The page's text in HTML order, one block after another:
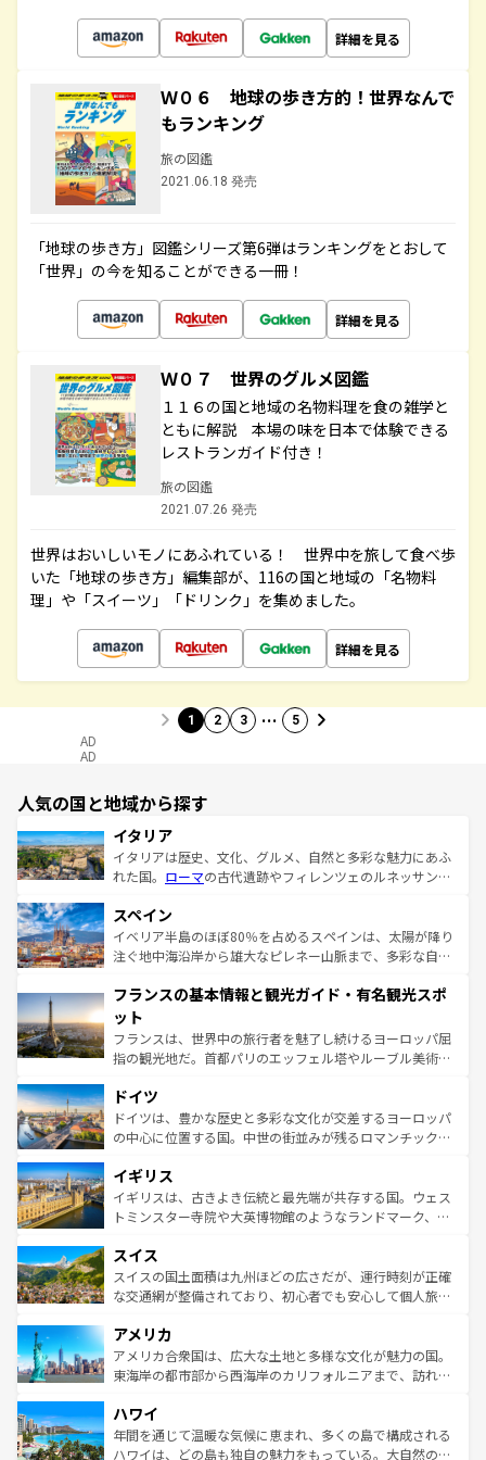
詳細を見る
Ｗ０６ 地球の歩き方的！世界なんで
もランキング
旅の図鑑
2021.06.18 発売
「地球の歩き方」図鑑シリーズ第6弾はランキングをとおして
「世界」の今を知ることができる一冊！
詳細を見る
Ｗ０７ 世界のグルメ図鑑
１１６の国と地域の名物料理を食の雑学と
ともに解説 本場の味を日本で体験できる
レストランガイド付き！
旅の図鑑
2021.07.26 発売
世界はおいしいモノにあふれている！ 世界中を旅して食べ歩
いた「地球の歩き方」編集部が、116の国と地域の「名物料
理」や「スイーツ」「ドリンク」を集めました。
詳細を見る
1 2 3 … 5
AD
AD
人気の国と地域から探す
イタリア
イタリアは歴史、文化、グルメ、自然と多彩な魅力にあふ
れた国。 ローマの古代遺跡やフィレンツェのルネッサンス
ろん、トスカーナの美しい田園風景やアマルフィ海岸の絶
景など、自然景観も見逃せない。観光の合間には、本場の
ピザやパスタなど、絶品のイタリア料理を堪能することも
ませてくれるイタリアで、忘れられない旅をしてみよう！
なお、新着のイタリア情報は
しい。
スペイン
イベリア半島のほぼ80％を占めるスペインは、太陽が降り
注ぐ地中海沿岸から雄大なピレネー山脈まで、多彩な自然
文化が根付くこの国では、情熱的なフラメンコ、熱気あふ
れる闘牛、そして美味しいタパスが生活の一部となってい
る。首都マドリードの洗練された雰囲気や、バルセロナの
アートに溢れた街角から、地方では古代ローマ遺跡や中世
せる。地方によって風土や気候が異なるスペインはその個
性で訪れる人を魅了する。 なお、新着のスペイン情報は コ
ンテンツ一覧を参照してほしい。
フランスの基本情報と観光ガイド・有名観光スポ
ット
フランスは、世界中の旅行者を魅了し続けるヨーロッパ屈
指の観光地だ。首都パリのエッフェル塔やルーブル美術館
で、幅広い魅力が詰まっている。華麗な宮殿、歴史的な大
聖堂、美しいビーチ、そして豊かな自然が、訪れる者を心
から魅了する。また、フランスは美食の国としても知ら
いる。シャンパンの発祥地であるランス、プロヴァンスの
香り高いラベンダー畑など、多彩な楽しみ方が可能だ。さ
らに、パリ以外の地域にも魅力が溢れており、どの街角に
れる地方に足を運ぶとそれぞれで全く異なる文化を体験で
きるだろう。 なお、新着のフランス情報はコンテンツ一覧
を参照してほしい。
ドイツ
ドイツは、豊かな歴史と多彩な文化が交差するヨーロッパ
の中心に位置する国。中世の街並みが残るロマンチック街
顔を持つこの国は、どこを歩いても飽きることがない。ベ
ルリンの文化的活気、バイエルン州のアルプスの絶景、そ
してライン川沿いのワイン畑といった風景は必見。ビール
は、お酒好きな人にはぜひ体験してほしい。 なお、新着の
ドイツ情報はコンテンツ一覧を参照してほしい。
イギリス
イギリスは、古きよき伝統と最先端が共存する国。ウェス
トミンスター寺院や大英博物館のようなランドマーク、歴
リアごとに異なる魅力がある。また、優雅なアフタヌーン
ティー、ビール好きにはたまらない英国パブ、サッカー観
戦など、本場だからこそできる体験も豊富。イギリスを旅
ンツ一覧を参照してほしい。
スイス
スイスの国土面積は九州ほどの広さだが、運行時刻が正確
な交通網が整備されており、初心者でも安心して個人旅行
の建物がそのまま残る町や、スイスならではのユニークな
博物館もあり、アルプス観光だけでなく町歩きも満喫する
ことができる。国民の所得が高いため物価も高いが、旅行
ば市内交通費無料で観光を楽しむこともできる。 なお、新
着のスイス情報はコンテンツ一覧 を参照してほしい。
アメリカ
アメリカ合衆国は、広大な土地と多様な文化が魅力の国。
東海岸の都市部から西海岸のカリフォルニアまで、訪れる
のような巨大都市は、観光、ショッピング、エンターテイ
ンメントが詰まった刺激的なスポットだ。一方、アメリカ
西部には大自然が広がり、グランドキャニオンやイエロー
ハワイ
年間を通じて温暖な気候に恵まれ、多くの島で構成される
ハワイは、どの島も独自の魅力をもっている。大自然の神